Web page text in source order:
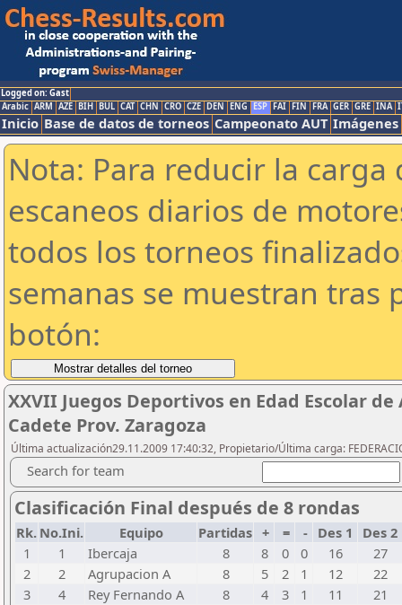
Logged on: Gast
Arabic ARM AZE BIH BUL CAT CHN CRO CZE DEN ENG ESP FAI FIN FRA GER GRE INA
Inicio Base de datos de torneos Campeonato AUT Imágenes
Nota: Para reducir la
escaneos diarios de
todos los torneos
semanas se muestran tras
botón:
XXVII Juegos Deportivos en Edad Escolar
Cadete Prov. Zaragoza
Última actualización29.11.2009 17:40:32, Propietario/Última carga:
Search for team
Clasificación Final después de 8 rondas
Rk. No.Ini. Equipo Partidas + = - Des 1
Des 2
1
1 Ibercaja 8 8 0 0 16
27
2
2 Agrupacion A 8 5 2 1 12
22
3
4 Rey Fernando A 8 4 3 1 11
21